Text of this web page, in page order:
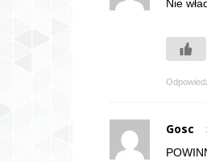
Nie
Gosc